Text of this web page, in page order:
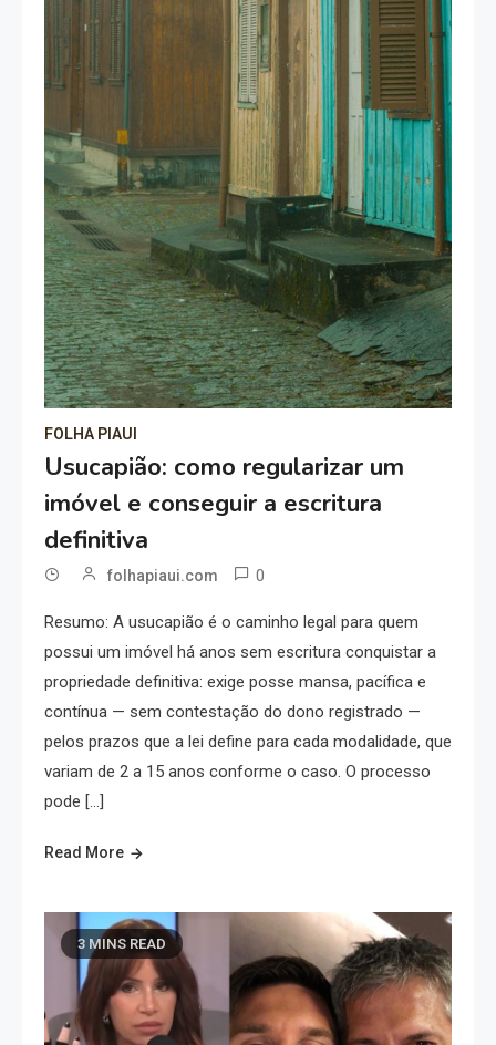
FOLHA PIAUI
Usucapião: como regularizar um
imóvel e conseguir a escritura
definitiva
folhapiaui.com 0
Resumo: A usucapião é o caminho legal para quem
possui um imóvel há anos sem escritura conquistar a
propriedade definitiva: exige posse mansa, pacífica e
contínua — sem contestação do dono registrado —
pelos prazos que a lei define para cada modalidade, que
variam de 2 a 15 anos conforme o caso. O processo
pode […]
Read More
3 MINS READ